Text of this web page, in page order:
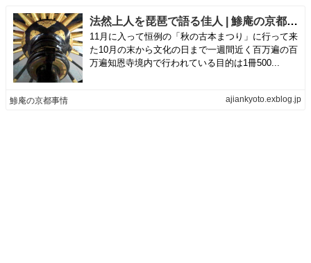
法然上人を琵琶で語る佳人 | 鯵庵の京都事情
11月に入って恒例の「秋の古本まつり」に行って来
た10月の末から文化の日まで一週間近く百万遍の百
万遍知恩寺境内で行われている目的は1冊500...
鯵庵の京都事情 ajiankyoto.exblog.jp